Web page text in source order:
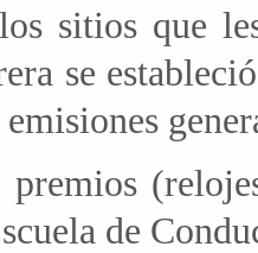
sitios que
se
premios
de